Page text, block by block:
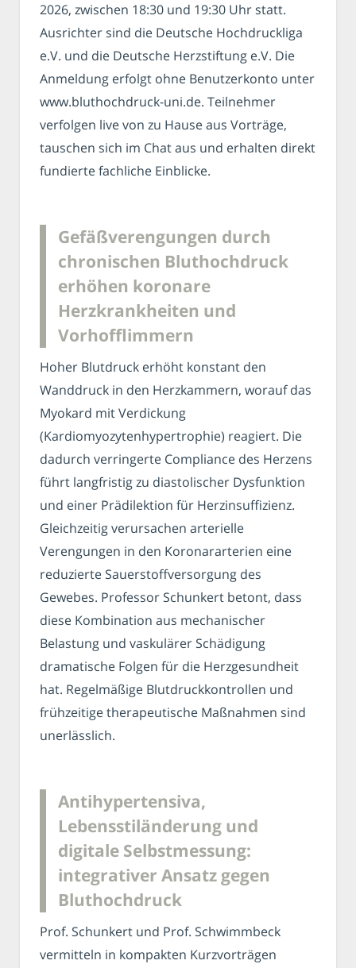
2026, zwischen 18:30 und 19:30 Uhr statt.
Ausrichter sind die Deutsche Hochdruckliga
e.V. und die Deutsche Herzstiftung e.V. Die
Anmeldung erfolgt ohne Benutzerkonto unter
www.bluthochdruck-uni.de. Teilnehmer
verfolgen live von zu Hause aus Vorträge,
tauschen sich im Chat aus und erhalten direkt
fundierte fachliche Einblicke.
Gefäßverengungen durch
chronischen Bluthochdruck
erhöhen koronare
Herzkrankheiten und
Vorhofflimmern
Hoher Blutdruck erhöht konstant den
Wanddruck in den Herzkammern, worauf das
Myokard mit Verdickung
(Kardiomyozytenhypertrophie) reagiert. Die
dadurch verringerte Compliance des Herzens
führt langfristig zu diastolischer Dysfunktion
und einer Prädilektion für Herzinsuffizienz.
Gleichzeitig verursachen arterielle
Verengungen in den Koronararterien eine
reduzierte Sauerstoffversorgung des
Gewebes. Professor Schunkert betont, dass
diese Kombination aus mechanischer
Belastung und vaskulärer Schädigung
dramatische Folgen für die Herzgesundheit
hat. Regelmäßige Blutdruckkontrollen und
frühzeitige therapeutische Maßnahmen sind
unerlässlich.
Antihypertensiva,
Lebensstiländerung und
digitale Selbstmessung:
integrativer Ansatz gegen
Bluthochdruck
Prof. Schunkert und Prof. Schwimmbeck
vermitteln in kompakten Kurzvorträgen